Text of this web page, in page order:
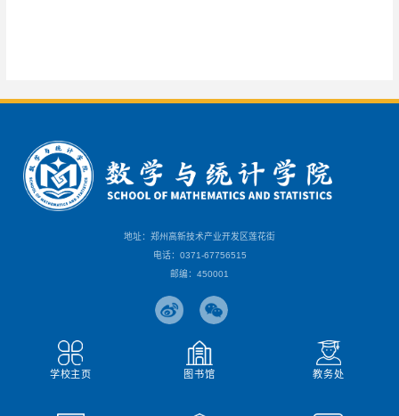
地址：郑州高新技术产业开发区莲花街
电话：0371-67756515
邮编：450001
学校主页 图书馆 教务处